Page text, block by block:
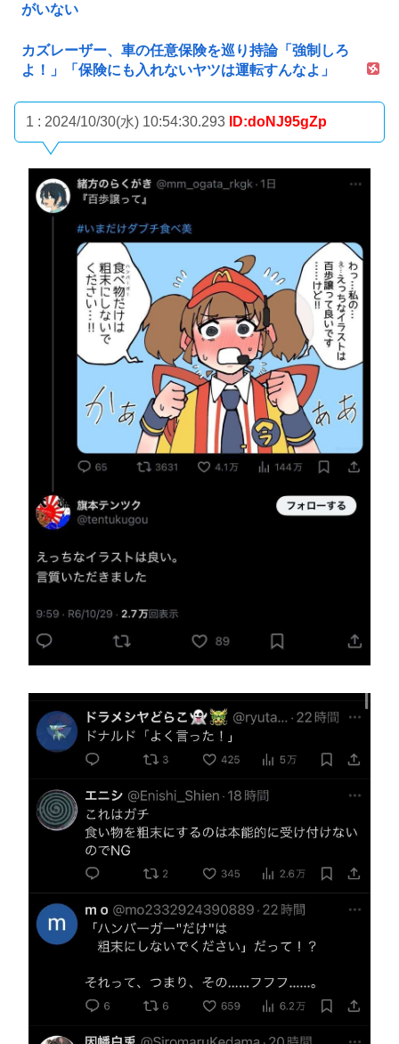
がいない
カズレーザー、車の任意保険を巡り持論「強制しろ
よ！」「保険にも入れないヤツは運転すんなよ」
1 : 2024/10/30(水) 10:54:30.293 ID:doNJ95gZp